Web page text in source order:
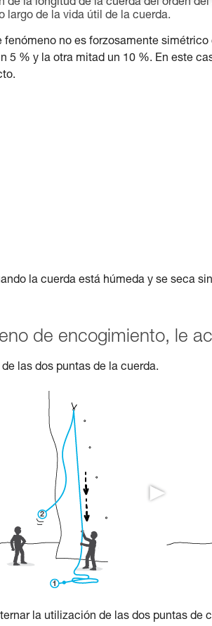
de la longitud de la cuerda del orden
largo de la vida útil de la cuerda.
fenómeno no es forzosamente
5 % y la otra mitad un 10 %. En este
la cuerda está húmeda y se seca
de encogimiento, le
las dos puntas de la cuerda.
la utilización de las dos puntas de